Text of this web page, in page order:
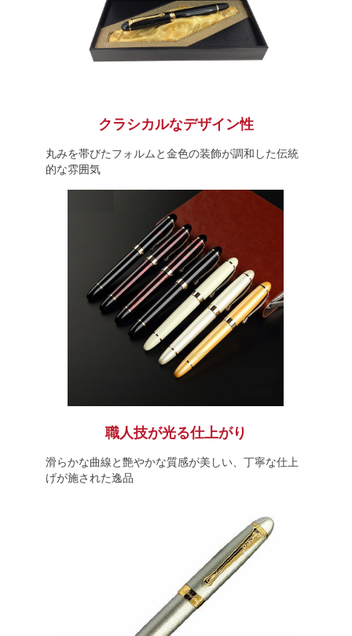
クラシカルなデザイン性
丸みを帯びたフォルムと金色の装飾が調和した伝統
的な雰囲気
職人技が光る仕上がり
滑らかな曲線と艶やかな質感が美しい、丁寧な仕上
げが施された逸品